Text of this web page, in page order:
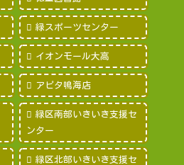
緑スポーツセンター
イオンモール大高
アピタ鳴海店
緑区南部いきいき支援セ
ンター
緑区北部いきいき支援セ